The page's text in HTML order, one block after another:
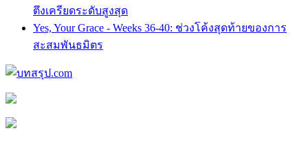
ตึงเครียดระดับสูงสุด
Yes, Your Grace - Weeks 36-40: ช่วงโค้งสุดท้ายของการ
สะสมพันธมิตร